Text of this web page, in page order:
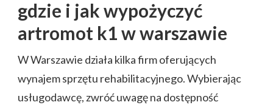
gdzie i jak wypożyczyć
artromot k1 w warszawie
W Warszawie działa kilka firm oferujących
wynajem sprzętu rehabilitacyjnego. Wybierając
usługodawcę, zwróć uwagę na dostępność